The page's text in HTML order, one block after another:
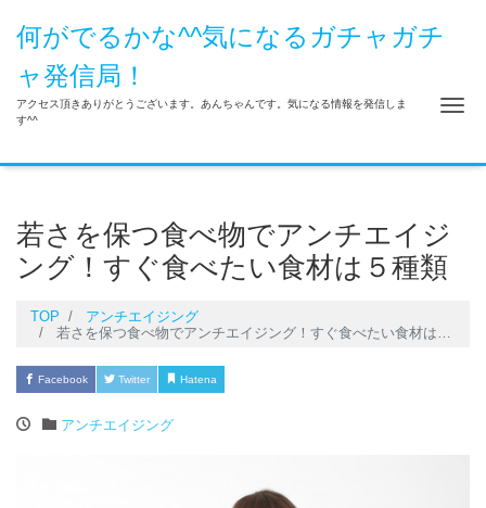
何がでるかな^^気になるガチャガチ
ャ発信局！
アクセス頂きありがとうございます。あんちゃんです。気になる情報を発信しま
す^^
若さを保つ食べ物でアンチエイジ
ング！すぐ食べたい食材は５種類
TOP
アンチエイジング
若さを保つ食べ物でアンチエイジング！すぐ食べたい食材は５種類
Facebook Twitter Hatena
アンチエイジング